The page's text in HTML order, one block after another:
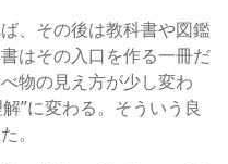
、その後は教科書や図鑑
はその入口を作る一冊だ
物の見え方が少し変わ
”に変わる。そういう良
。